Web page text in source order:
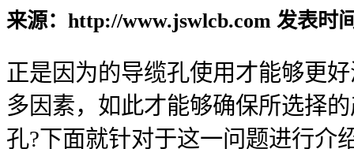
来源：http://www.jswlcb.com 发表时
正是因为的导缆孔使用才能够更
多因素，如此才能够确保所选择
孔?下面就针对于这一问题进行介